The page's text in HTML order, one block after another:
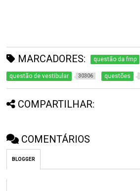
MARCADORES: questão da fmp
questão de vestibular 30306 questões
COMPARTILHAR:
COMENTÁRIOS
BLOGGER